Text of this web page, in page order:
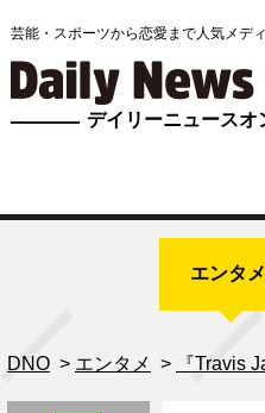
芸能・スポーツから恋愛まで人気メデ
デイリーニュースオ
エンタメ
DNO > エンタメ > 『Travis